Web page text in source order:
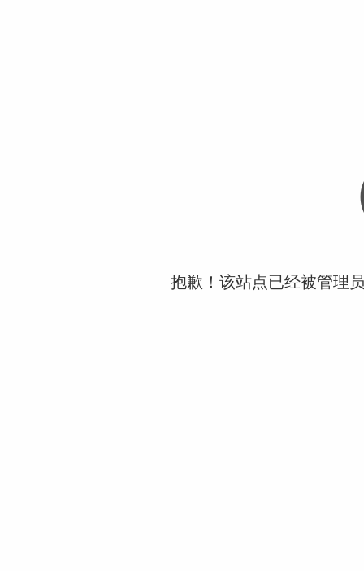
抱歉！该站点已经被管理